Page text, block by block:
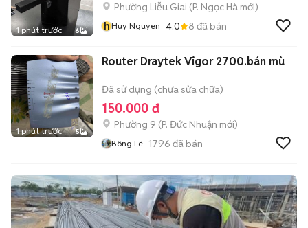
1 phút trước 6
Phường Liễu Giai (P. Ngọc Hà mới)
hHuy Nguyen 4.0 8 đã bán
1 phút trước 5
Router Draytek Vigor 2700.bán mù
Đã sử dụng (chưa sửa chữa)
150.000 đ
Phường 9 (P. Đức Nhuận mới)
Bông Lê 1796 đã bán